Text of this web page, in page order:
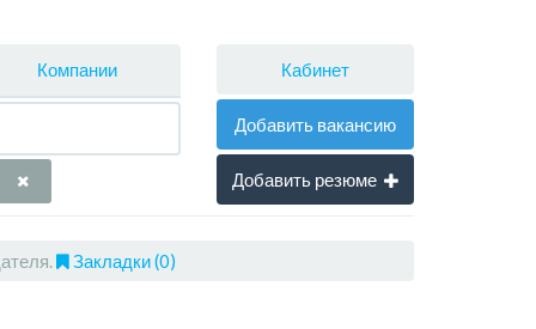
Компании Кабинет
Добавить вакансию
Добавить резюме
Закладки (0)